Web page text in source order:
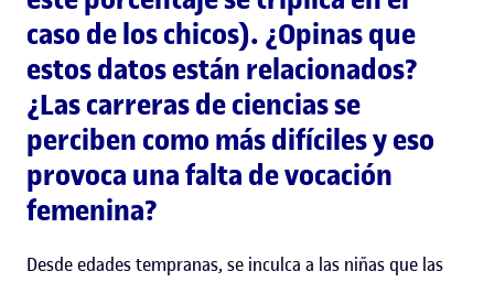
caso de los chicos). ¿Opinas que
estos datos están relacionados?
¿Las carreras de ciencias se
perciben como más difíciles y eso
provoca una falta de vocación
femenina?
Desde edades tempranas, se inculca a las niñas que las